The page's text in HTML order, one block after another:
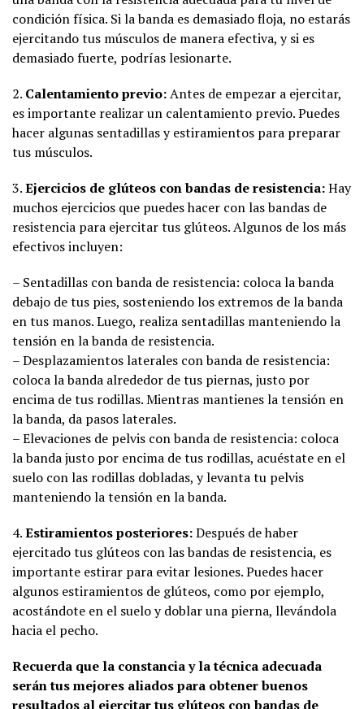
condición física. Si la banda es demasiado floja, no estarás
ejercitando tus músculos de manera efectiva, y si es
demasiado fuerte, podrías lesionarte.
2. Calentamiento previo:Antes de empezar a ejercitar,
es importante realizar un calentamiento previo. Puedes
hacer algunas sentadillas y estiramientos para preparar
tus músculos.
3.Ejercicios de glúteos con bandas de resistencia:Hay
muchos ejercicios que puedes hacer con las bandas de
resistencia para ejercitar tus glúteos. Algunos de los más
efectivos incluyen:
– Sentadillas con banda de resistencia: coloca la banda
debajo de tus pies, sosteniendo los extremos de la banda
en tus manos. Luego, realiza sentadillas manteniendo la
tensión en la banda de resistencia.
– Desplazamientos laterales con banda de resistencia:
coloca la banda alrededor de tus piernas, justo por
encima de tus rodillas. Mientras mantienes la tensión en
la banda, da pasos laterales.
– Elevaciones de pelvis con banda de resistencia: coloca
la banda justo por encima de tus rodillas, acuéstate en el
suelo con las rodillas dobladas, y levanta tu pelvis
manteniendo la tensión en la banda.
4.Estiramientos posteriores:Después de haber
ejercitado tus glúteos con las bandas de resistencia, es
importante estirar para evitar lesiones. Puedes hacer
algunos estiramientos de glúteos, como por ejemplo,
acostándote en el suelo y doblar una pierna, llevándola
hacia el pecho.
Recuerda que la constancia y la técnica adecuada
serán tus mejores aliados para obtener buenos
resultados al ejercitar tus glúteos con bandas de